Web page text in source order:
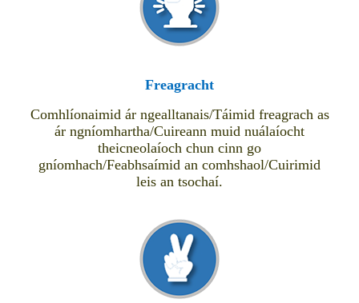
Freagracht
Comhlíonaimid ár ngealltanais/Táimid freagrach as
ár ngníomhartha/Cuireann muid nuálaíocht
theicneolaíoch chun cinn go
gníomhach/Feabhsaímid an comhshaol/Cuirimid
leis an tsochaí.